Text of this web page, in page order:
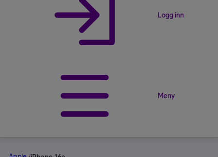
Logg inn
Meny